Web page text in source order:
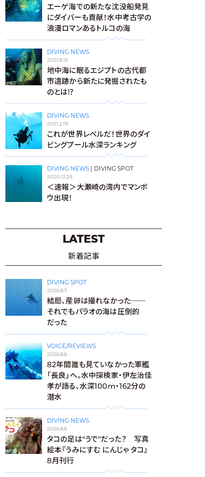
エーゲ海での新たな沈没船発見
にダイバーも貢献！水中考古学の
浪漫ロマンあるトルコの海
DIVING NEWS
2021.8.15
地中海に眠るエジプトの古代都
市遺跡から新たに発掘されたも
のとは⁉︎
DIVING NEWS
2021.2.19
これが世界レベルだ！世界のダイ
ビングプール水深ランキング
DIVING NEWS | DIVING SPOT
2020.12.29
＜速報＞大瀬崎の湾内でマンボ
ウ出現！
LATEST
新着記事
DIVING SPOT
2026.8.7
結局、産卵は撮れなかった──
それでもパラオの海は圧倒的
だった
VOICE/REVIEWS
2026.8.6
82年間誰も見ていなかった軍艦
「長良」へ。水中探検家・伊左治佳
孝が語る、水深100m・162分の
潜水
DIVING NEWS
2026.8.6
タコの足は“うで”だった？ 写真
絵本『うみにすむ にんじゃ タコ』
8月刊行